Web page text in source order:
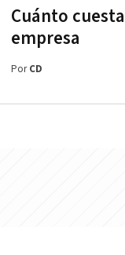
Cuánto
empresa
PorCD